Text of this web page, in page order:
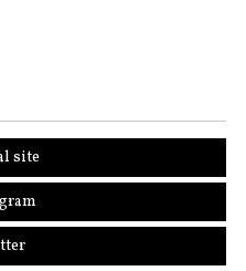
site